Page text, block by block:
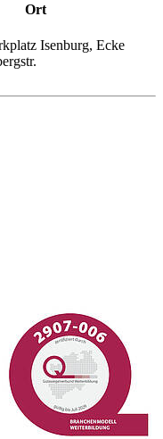
Ort
Isenburg, Ecke